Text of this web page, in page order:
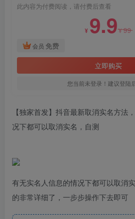
此内容为付费阅读，请付费后查看
¥ 9.9¥99
会员 免费
立即购买
您当前未登录！建议登陆
【独家首发】抖音最新取消实名方法
况下都可以取消实名，自测
有无实名人信息的情况下都可以取消
的非常详细了，一步步操作下去即可